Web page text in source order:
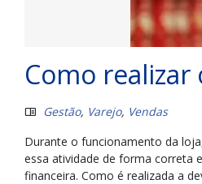
Como realizar
Gestão, Varejo, Vendas
Durante o funcionamento da
essa atividade de forma correta
financeira. Como é realizada a